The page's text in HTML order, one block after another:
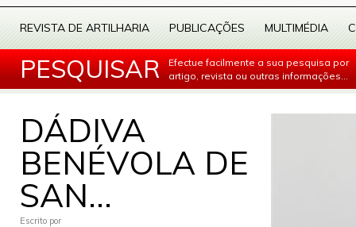
REVISTA DE ARTILHARIA PUBLICAÇÕES MULTIMÉDIA
PESQUISAR
Efectue facilmente a sua pesquisa por
artigo, revista ou outras informações...
DÁDIVA
BENÉVOLA DE
SAN...
Escrito por